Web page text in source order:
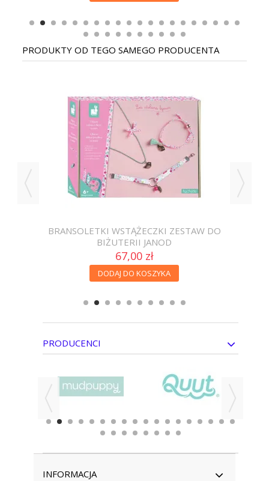
PRODUKTY OD TEGO SAMEGO PRODUCENTA
BRANSOLETKI WSTĄŻECZKI ZESTAW DO
BIŻUTERII JANOD
67,00 zł
DODAJ DO KOSZYKA
PRODUCENCI
INFORMACJA